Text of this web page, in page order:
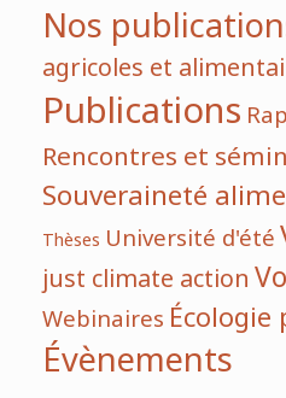
Nos
agricoles et
Publications
Rencontres et
Souveraineté
Thèses Université d'été
just climate action
Webinaires
Évènements